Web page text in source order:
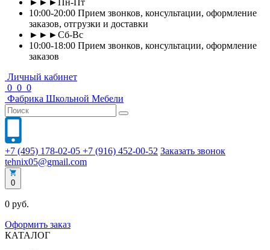
►►►Пн-Пт
10:00-20:00 Прием звонков, консультации, оформление
заказов, отгрузки и доставки
►►►Сб-Вс
10:00-18:00 Прием звонков, консультации, оформление
заказов
Личный кабинет
0 0 0
Фабрика Школьной Мебели
+7 (495) 178-02-05 +7 (916) 452-00-52 Заказать звонок
tehnix05@gmail.com
0
0 руб.
Оформить заказ
КАТАЛОГ